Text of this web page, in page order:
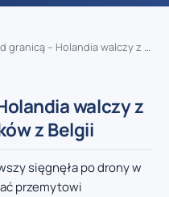
– Holandia walczy z przemytem fajerwerków z Belgii
walczy z
z Belgii
sięgnęła po drony w
przemytowi